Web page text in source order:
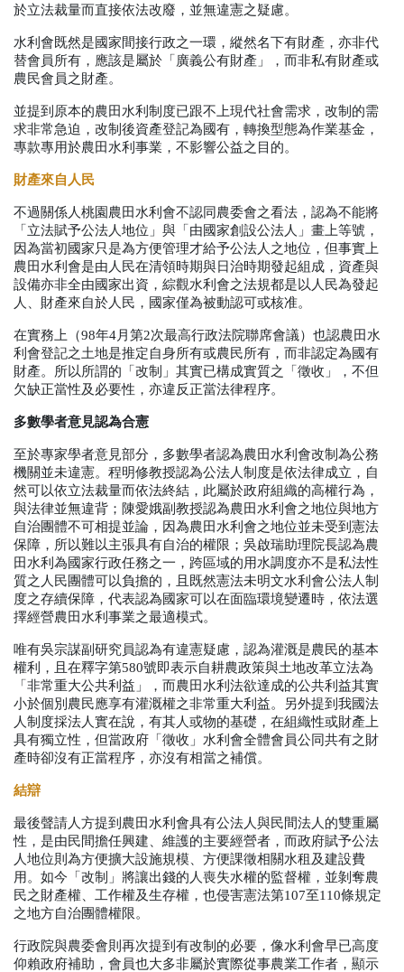
於立法裁量而直接依法改廢，並無違憲之疑慮。
水利會既然是國家間接行政之一環，縱然名下有財產，亦非代
替會員所有，應該是屬於「廣義公有財產」，而非私有財產或
農民會員之財產。
並提到原本的農田水利制度已跟不上現代社會需求，改制的需
求非常急迫，改制後資產登記為國有，轉換型態為作業基金，
專款專用於農田水利事業，不影響公益之目的。
財產來自人民
不過關係人桃園農田水利會不認同農委會之看法，認為不能將
「立法賦予公法人地位」與「由國家創設公法人」畫上等號，
因為當初國家只是為方便管理才給予公法人之地位，但事實上
農田水利會是由人民在清領時期與日治時期發起組成，資產與
設備亦非全由國家出資，綜觀水利會之法規都是以人民為發起
人、財產來自於人民，國家僅為被動認可或核准。
在實務上（98年4月第2次最高行政法院聯席會議）也認農田水
利會登記之土地是推定自身所有或農民所有，而非認定為國有
財產。所以所謂的「改制」其實已構成實質之「徵收」，不但
欠缺正當性及必要性，亦違反正當法律程序。
多數學者意見認為合憲
至於專家學者意見部分，多數學者認為農田水利會改制為公務
機關並未違憲。程明修教授認為公法人制度是依法律成立，自
然可以依立法裁量而依法終結，此屬於政府組織的高權行為，
與法律並無違背；陳愛娥副教授認為農田水利會之地位與地方
自治團體不可相提並論，因為農田水利會之地位並未受到憲法
保障，所以難以主張具有自治的權限；吳啟瑞助理院長認為農
田水利為國家行政任務之一，跨區域的用水調度亦不是私法性
質之人民團體可以負擔的，且既然憲法未明文水利會公法人制
度之存續保障，代表認為國家可以在面臨環境變遷時，依法選
擇經營農田水利事業之最適模式。
唯有吳宗謀副研究員認為有違憲疑慮，認為灌溉是農民的基本
權利，且在釋字第580號即表示自耕農政策與土地改革立法為
「非常重大公共利益」，而農田水利法欲達成的公共利益其實
小於個別農民應享有灌溉權之非常重大利益。另外提到我國法
人制度採法人實在說，有其人或物的基礎，在組織性或財產上
具有獨立性，但當政府「徵收」水利會全體會員公同共有之財
產時卻沒有正當程序，亦沒有相當之補償。
結辯
最後聲請人方提到農田水利會具有公法人與民間法人的雙重屬
性，是由民間擔任興建、維護的主要經營者，而政府賦予公法
人地位則為方便擴大設施規模、方便課徵相關水租及建設費
用。如今「改制」將讓出錢的人喪失水權的監督權，並剝奪農
民之財產權、工作權及生存權，也侵害憲法第107至110條規定
之地方自治團體權限。
行政院與農委會則再次提到有改制的必要，像水利會早已高度
仰賴政府補助，會員也大多非屬於實際從事農業工作者，顯示